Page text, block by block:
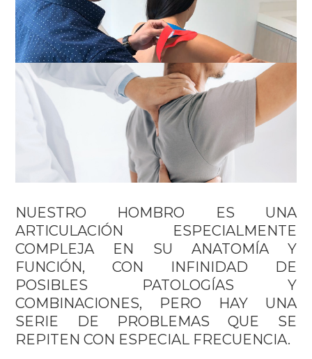
NUESTRO HOMBRO ES UNA
ARTICULACIÓN ESPECIALMENTE
COMPLEJA EN SU ANATOMÍA Y
FUNCIÓN, CON INFINIDAD DE
POSIBLES PATOLOGÍAS Y
COMBINACIONES, PERO HAY UNA
SERIE DE PROBLEMAS QUE SE
REPITEN CON ESPECIAL FRECUENCIA.